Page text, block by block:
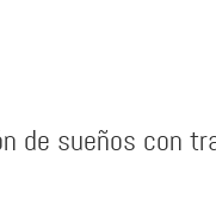
de sueños con